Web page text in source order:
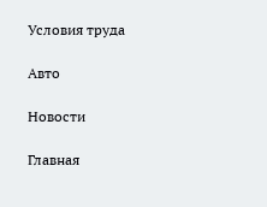
Условия труда
Авто
Новости
Главная